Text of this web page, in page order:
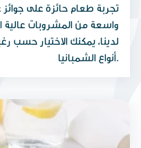
تجربة طعام حائزة على
واسعة من المشروبات عالية
لدينا، يمكنك الاختيار حسب
أنواع الشمبانيا.